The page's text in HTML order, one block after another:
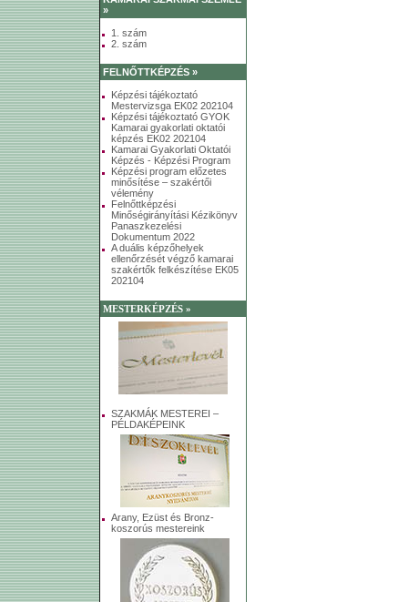
»
1. szám
2. szám
FELNŐTTKÉPZÉS »
Képzési tájékoztató
Mestervizsga EK02 202104
Képzési tájékoztató GYOK
Kamarai gyakorlati oktatói
képzés EK02 202104
Kamarai Gyakorlati Oktatói
Képzés - Képzési Program
Képzési program előzetes
minősítése – szakértői
vélemény
Felnőttképzési
Minőségirányítási Kézikönyv
Panaszkezelési
Dokumentum 2022
A duális képzőhelyek
ellenőrzését végző kamarai
szakértők felkészítése EK05
202104
MESTERKÉPZÉS »
SZAKMÁK MESTEREI –
PÉLDAKÉPEINK
Arany, Ezüst és Bronz-
koszorús mestereink